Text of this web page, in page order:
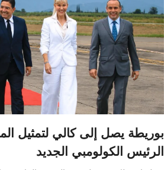
بوريطة يصل إلى كالي لتمثيل
الرئيس الكولومبي الجديد